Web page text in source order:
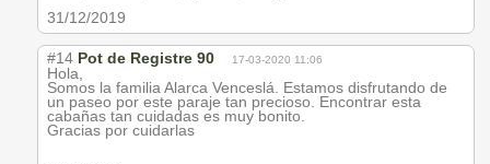
31/12/2019
#14 Pot de Registre 90 17-03-2020 11:06
Hola,
Somos la familia Alarca Venceslá. Estamos disfrutando de
un paseo por este paraje tan precioso. Encontrar esta
cabañas tan cuidadas es muy bonito.
Gracias por cuidarlas